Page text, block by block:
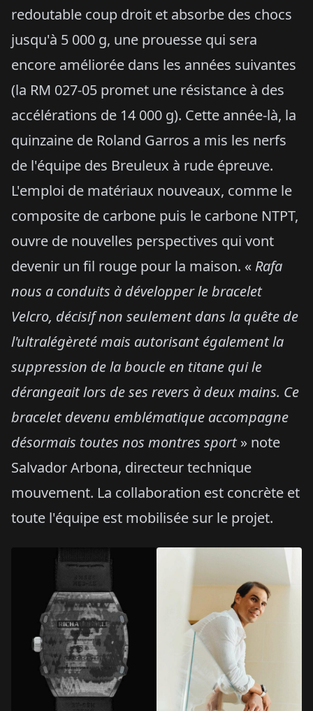
redoutable coup droit et absorbe des chocs
jusqu'à 5 000 g, une prouesse qui sera
encore améliorée dans les années suivantes
(la RM 027-05 promet une résistance à des
accélérations de 14 000 g). Cette année-là, la
quinzaine de Roland Garros a mis les nerfs
de l'équipe des Breuleux à rude épreuve.
L'emploi de matériaux nouveaux, comme le
composite de carbone puis le carbone NTPT,
ouvre de nouvelles perspectives qui vont
devenir un fil rouge pour la maison. « Rafa
nous a conduits à développer le bracelet
Velcro, décisif non seulement dans la quête de
l'ultralégèreté mais autorisant également la
suppression de la boucle en titane qui le
dérangeait lors de ses revers à deux mains. Ce
bracelet devenu emblématique accompagne
désormais toutes nos montres sport» note
Salvador Arbona, directeur technique
mouvement. La collaboration est concrète et
toute l'équipe est mobilisée sur le projet.